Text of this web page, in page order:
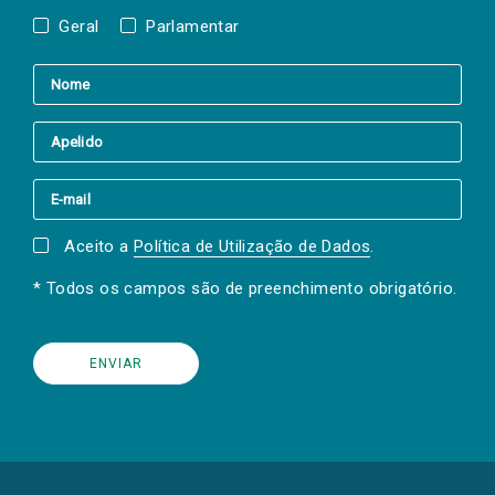
Geral Parlamentar
Aceito a Política de Utilização de Dados.
* Todos os campos são de preenchimento obrigatório.